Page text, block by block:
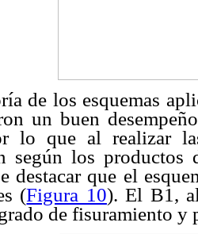
de los esquemas
un buen
lo que al realizar
según los productos
destacar que el
(Figura 10). El B1,
de fisuramiento